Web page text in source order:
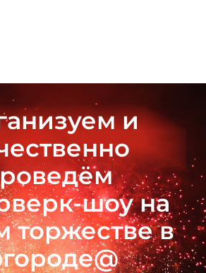
и
шоу на
торжестве в